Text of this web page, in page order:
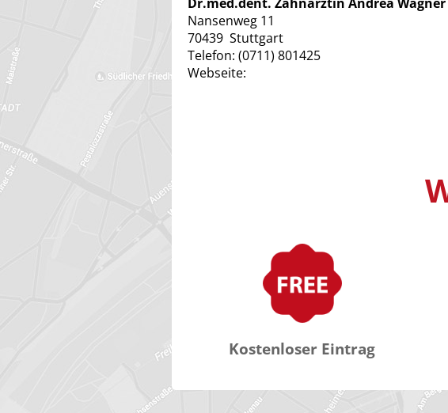
Nansenweg 11
70439 Stuttgart
Telefon: (0711) 801425
Webseite:
Kostenloser Eintrag